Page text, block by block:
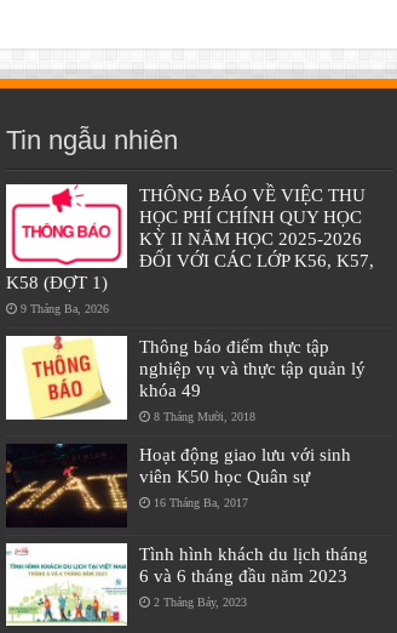
Tin ngẫu nhiên
THÔNG BÁO VỀ VIỆC THU
HỌC PHÍ CHÍNH QUY HỌC
KỲ II NĂM HỌC 2025-2026
ĐỐI VỚI CÁC LỚP K56, K57,
K58 (ĐỢT 1)
9 Tháng Ba, 2026
Thông báo điểm thực tập
nghiệp vụ và thực tập quản lý
khóa 49
8 Tháng Mười, 2018
Hoạt động giao lưu với sinh
viên K50 học Quân sự
16 Tháng Ba, 2017
Tình hình khách du lịch tháng
6 và 6 tháng đầu năm 2023
2 Tháng Bảy, 2023